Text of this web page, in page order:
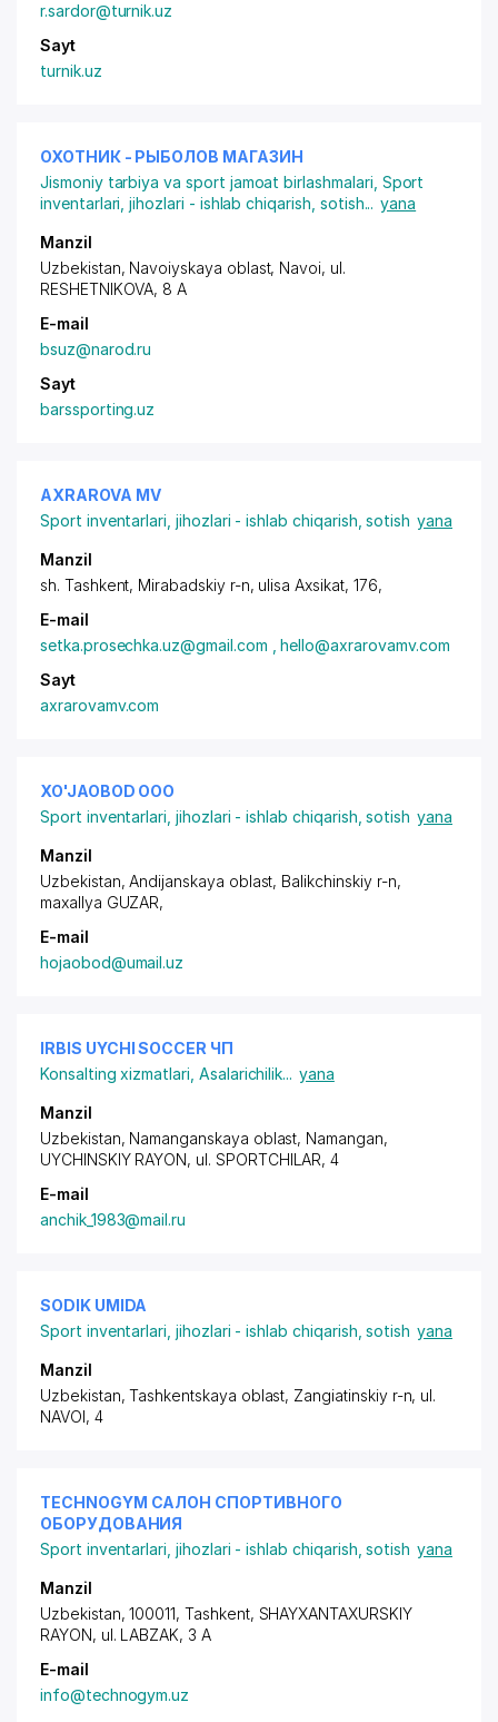
r.sardor@turnik.uz
Sayt
turnik.uz
ОХОТНИК - РЫБОЛОВ МАГАЗИН
Jismoniy tarbiya va sport jamoat birlashmalari Sport
inventarlari, jihozlari - ishlab chiqarish, sotish... yana
Manzil
Uzbekistan, Navoiyskaya oblast, Navoi, ul.
RESHETNIKOVA, 8 A
E-mail
bsuz@narod.ru
Sayt
barssporting.uz
AXRAROVA MV
Sport inventarlari, jihozlari - ishlab chiqarish, sotish yana
Manzil
sh. Tashkent, Mirabadskiy r-n, ulisa Axsikat, 176,
E-mail
setka.prosechka.uz@gmail.com , hello@axrarovamv.com
Sayt
axrarovamv.com
XO'JAOBOD ООО
Sport inventarlari, jihozlari - ishlab chiqarish, sotish yana
Manzil
Uzbekistan, Andijanskaya oblast, Balikchinskiy r-n,
maxallya GUZAR,
E-mail
hojaobod@umail.uz
IRBIS UYCHI SOCCER ЧП
Konsalting xizmatlari Asalarichilik... yana
Manzil
Uzbekistan, Namanganskaya oblast, Namangan,
UYCHINSKIY RAYON, ul. SPORTCHILAR, 4
E-mail
anchik_1983@mail.ru
SODIK UMIDA
Sport inventarlari, jihozlari - ishlab chiqarish, sotish yana
Manzil
Uzbekistan, Tashkentskaya oblast, Zangiatinskiy r-n, ul.
NAVOI, 4
TECHNOGYM САЛОН СПОРТИВНОГО
ОБОРУДОВАНИЯ
Sport inventarlari, jihozlari - ishlab chiqarish, sotish yana
Manzil
Uzbekistan, 100011, Tashkent, SHAYXANTAXURSKIY
RAYON, ul. LABZAK, 3 A
E-mail
info@technogym.uz